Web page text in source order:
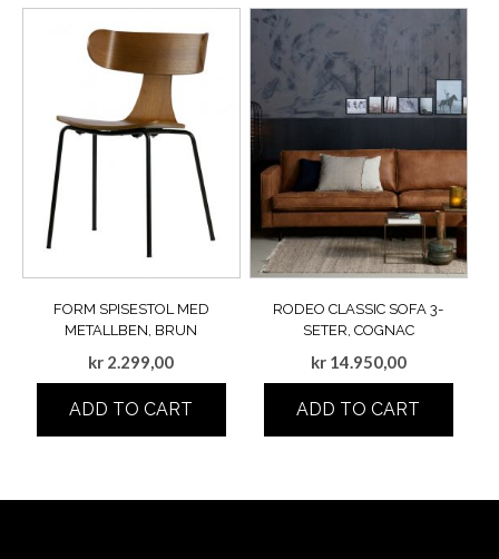
FORM SPISESTOL MED
METALLBEN, BRUN
kr 2.299,00
ADD TO CART
RODEO CLASSIC SOFA 3-
SETER, COGNAC
kr14.950,00
ADD TO CART